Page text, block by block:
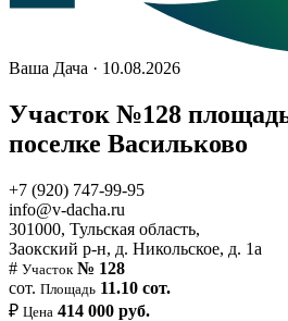
Ваша Дача · 10.08.2026
Участок №128
поселке Васильково
+7 (920) 747-99-95
info@v-dacha.ru
301000, Тульская область,
Заокский р-н, д. Никольское, д. 1а
# Участок № 128
сот. Площадь 11.10 сот.
₽ Цена 414 000 руб.